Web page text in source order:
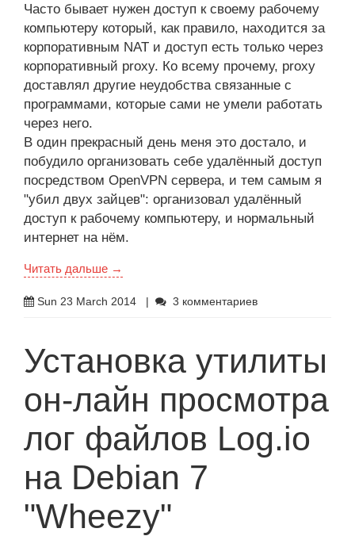
Часто бывает нужен доступ к своему рабочему
компьютеру который, как правило, находится за
корпоративным NAT и доступ есть только через
корпоративный proxy. Ко всему прочему, proxy
доставлял другие неудобства связанные с
программами, которые сами не умели работать
через него.
В один прекрасный день меня это достало, и
побудило организовать себе удалённый доступ
посредством OpenVPN сервера, и тем самым я
"убил двух зайцев": организовал удалённый
доступ к рабочему компьютеру, и нормальный
интернет на нём.
Читать дальше →
Sun 23 March 2014 3 комментариев
Установка утилиты
он-лайн просмотра
лог файлов Log.io
на Debian 7
"Wheezy"